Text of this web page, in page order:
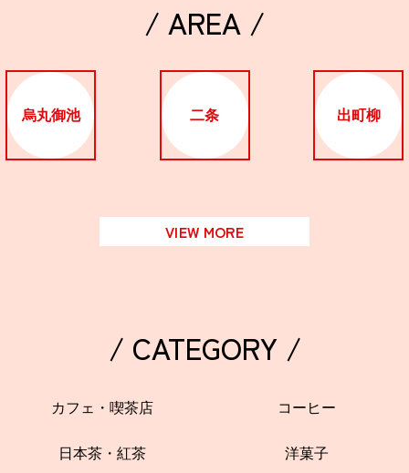
/ AREA /
烏丸御池 二条 出町柳
VIEW MORE
/ CATEGORY /
カフェ・喫茶店 コーヒー
日本茶・紅茶 洋菓子